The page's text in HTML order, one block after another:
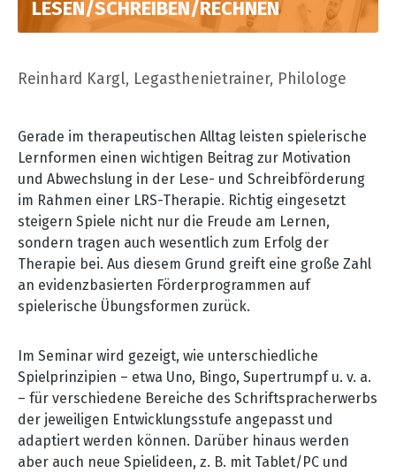
LESEN/SCHREIBEN/RECHNEN
Reinhard Kargl, Legasthenietrainer, Philologe
Gerade im therapeutischen Alltag leisten spielerische
Lernformen einen wichtigen Beitrag zur Motivation
und Abwechslung in der Lese- und Schreibförderung
im Rahmen einer LRS-Therapie. Richtig eingesetzt
steigern Spiele nicht nur die Freude am Lernen,
sondern tragen auch wesentlich zum Erfolg der
Therapie bei. Aus diesem Grund greift eine große Zahl
an evidenzbasierten Förderprogrammen auf
spielerische Übungsformen zurück.
Im Seminar wird gezeigt, wie unterschiedliche
Spielprinzipien – etwa Uno, Bingo, Supertrumpf u. v. a.
– für verschiedene Bereiche des Schriftspracherwerbs
der jeweiligen Entwicklungsstufe angepasst und
adaptiert werden können. Darüber hinaus werden
aber auch neue Spielideen, z. B. mit Tablet/PC und